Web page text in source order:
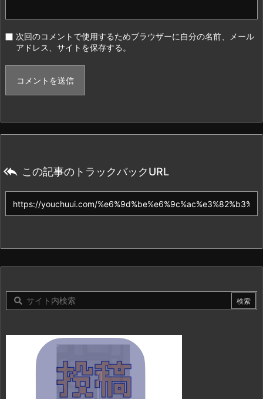
次回のコメントで使用するためブラウザーに自分の名前、メール
アドレス、サイトを保存する。
 この記事のトラックバックURL